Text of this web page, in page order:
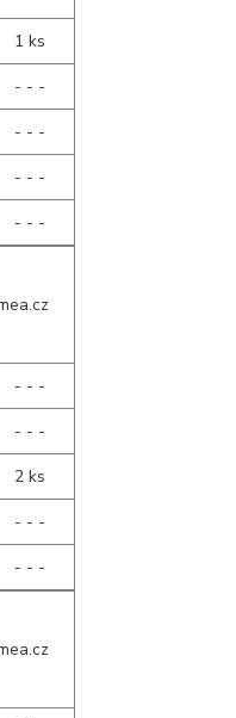
1 ks
- - -
- - -
- - -
- - -
- - -
- - -
2 ks
- - -
- - -